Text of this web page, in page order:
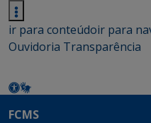
ir para conteúdoir para
Ouvidoria Transparência
FCMS